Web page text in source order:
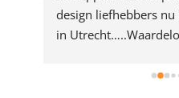
design liefhebbers nu
in